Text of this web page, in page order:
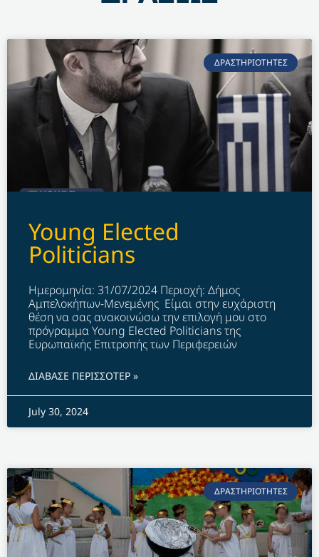
ΔΡΑΣΤΗΡΙΟΤΗΤΕΣ
Young Elected
Politicians
Ημερομηνία: 31/07/2024 Περιοχή: Δήμος
Αμπελοκήπων-Μενεμένης Είμαι στην ευχάριστη
θέση να σας ανακοινώσω την επιλογή μου στο
πρόγραμμα Young Elected Politicians της
Ευρωπαϊκής Επιτροπής των Περιφερειών
ΔΙΑΒΑΣΕ ΠΕΡΙΣΣΟΤΕΡ »
July 30, 2024
ΔΡΑΣΤΗΡΙΟΤΗΤΕΣ